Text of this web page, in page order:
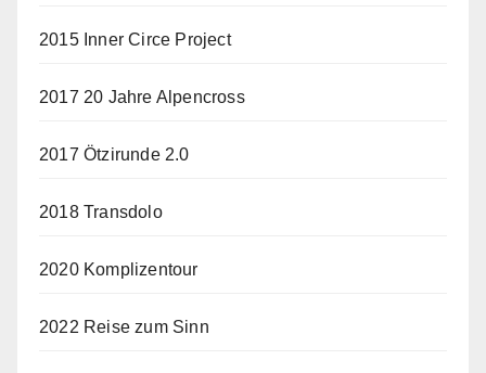
2015 Inner Circe Project
2017 20 Jahre Alpencross
2017 Ötzirunde 2.0
2018 Transdolo
2020 Komplizentour
2022 Reise zum Sinn